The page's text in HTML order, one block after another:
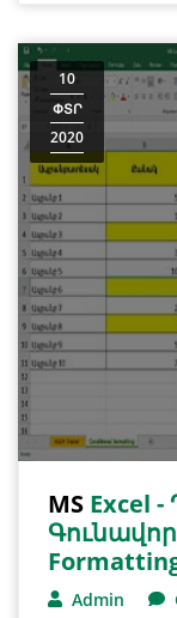
10
ՓՏՐ
2020
MS Excel
Admin